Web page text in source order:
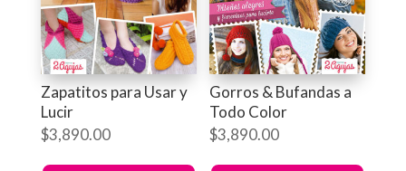
Zapatitos para Usar y
Lucir
$3,890.00
Gorros & Bufandas a
Todo Color
$3,890.00